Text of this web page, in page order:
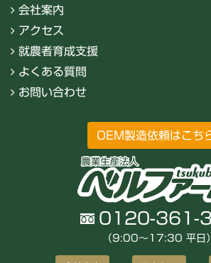
会社案内
アクセス
就農者育成支援
よくある質問
お問い合わせ
OEM製造依頼はこち
0120-361-
（9:00〜17:30 平日）